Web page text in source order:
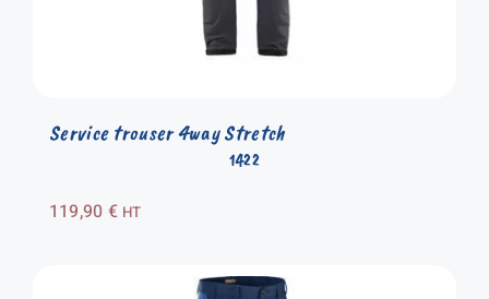
1422
Service trouser 4way Stretch
119,90 € HT